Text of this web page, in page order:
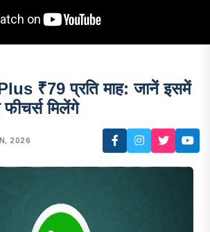
₹79 प्रति माह: जानें इसमें
मिलेंगे
2026